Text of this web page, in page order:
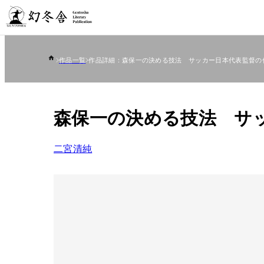
作品一覧 作品詳細：森保一の決める技法 サッカー日本代表監督の
森保一の決める技法 サ
二宮清純